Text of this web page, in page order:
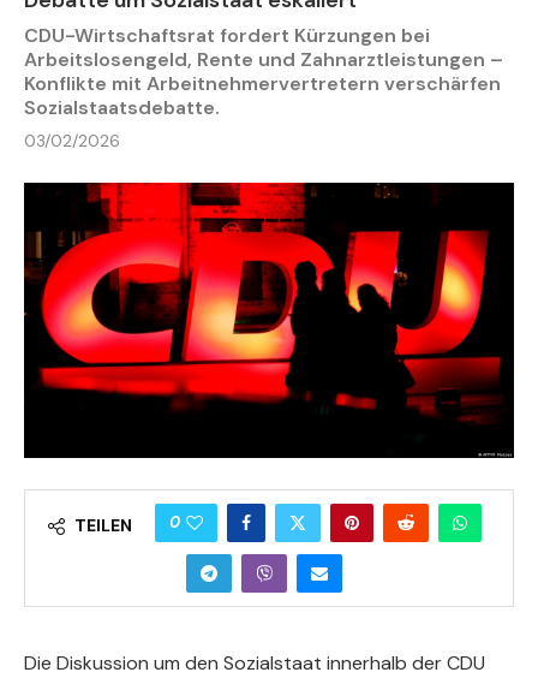
CDU-Wirtschaftsrat fordert Kürzungen bei
Arbeitslosengeld, Rente und Zahnarztleistungen –
Konflikte mit Arbeitnehmervertretern verschärfen
Sozialstaatsdebatte.
03/02/2026
TEILEN 0
Die Diskussion um den Sozialstaat innerhalb der CDU